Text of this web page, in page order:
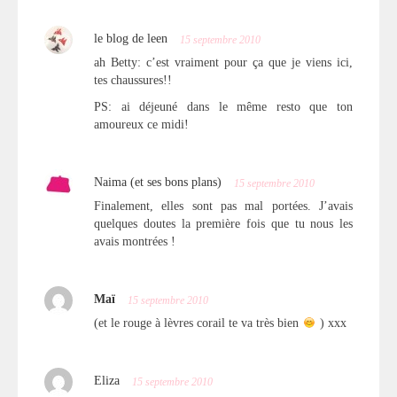
le blog de leen 15 septembre 2010
ah Betty: c’est vraiment pour ça que je viens ici,
tes chaussures!!
PS: ai déjeuné dans le même resto que ton
amoureux ce midi!
Naima (et ses bons plans) 15 septembre 2010
Finalement, elles sont pas mal portées. J’avais
quelques doutes la première fois que tu nous les
avais montrées !
Maï 15 septembre 2010
(et le rouge à lèvres corail te va très bien ) xxx
Eliza 15 septembre 2010